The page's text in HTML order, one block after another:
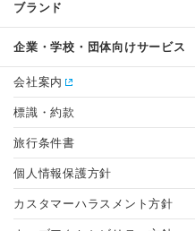
ブランド
企業・学校・団体向けサービス
会社案内
標識・約款
旅行条件書
個人情報保護方針
カスタマーハラスメント方針